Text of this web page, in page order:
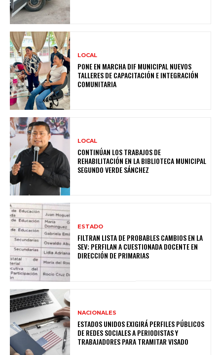
LOCAL
PONE EN MARCHA DIF MUNICIPAL NUEVOS
TALLERES DE CAPACITACIÓN E INTEGRACIÓN
COMUNITARIA
LOCAL
CONTINÚAN LOS TRABAJOS DE
REHABILITACIÓN EN LA BIBLIOTECA MUNICIPAL
SEGUNDO VERDE SÁNCHEZ
ESTADO
FILTRAN LISTA DE PROBABLES CAMBIOS EN LA
SEV; PERFILAN A CUESTIONADA DOCENTE EN
DIRECCIÓN DE PRIMARIAS
NACIONALES
ESTADOS UNIDOS EXIGIRÁ PERFILES PÚBLICOS
DE REDES SOCIALES A PERIODISTAS Y
TRABAJADORES PARA TRAMITAR VISADO